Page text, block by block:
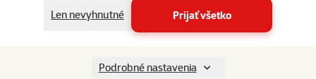
Len nevyhnutné
Prijať všetko
Podrobné nastavenia